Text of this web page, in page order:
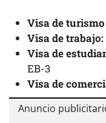
Visa de
Visa de trabajo:
Visa de
EB-3
Visa de